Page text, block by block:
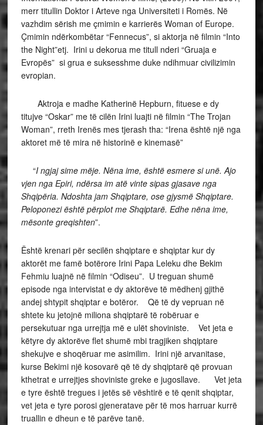
merr titullin Doktor i Arteve nga Universiteti i Romës. Në
vazhdim sërish me çmimin e karrierës Woman of Europe.
Çmimin ndërkombëtar “Fennecus”, si aktorja në filmin “Into
the Night”etj. Irini u dekorua me titull nderi “Gruaja e
Evropës” si grua e suksesshme duke ndihmuar civilizimin
evropian.
Aktroja e madhe Katherinë Hepburn, fituese e dy
titujve “Oskar” me të cilën Irini luajti në filmin “The Trojan
Woman”, rreth Irenës mes tjerash tha: “Irena është një nga
aktoret më të mira në historinë e kinemasë”
“I ngjaj sime mëje. Nëna ime, është esmere si unë. Ajo
vjen nga Epiri, ndërsa im atë vinte sipas gjasave nga
Shqipëria. Ndoshta jam Shqiptare, ose gjysmë Shqiptare.
Peloponezi është përplot me Shqiptarë. Edhe nëna ime,
mësonte greqishten”.
Është krenari për secilën shqiptare e shqiptar kur dy
aktorët me famë botërore Irini Papa Leleku dhe Bekim
Fehmiu luajnë në filmin “Odiseu”. U treguan shumë
episode nga intervistat e dy aktorëve të mëdhenj gjithë
andej shtypit shqiptar e botëror. Që të dy vepruan në
shtete ku jetojnë miliona shqiptarë të robëruar e
persekutuar nga urrejtja më e ulët shoviniste. Vet jeta e
këtyre dy aktorëve flet shumë mbi tragjiken shqiptare
shekujve e shoqëruar me asimilim. Irini një arvanitase,
kurse Bekimi një kosovarë që të dy shqiptarë që provuan
kthetrat e urrejtjes shoviniste greke e jugosllave. Vet jeta
e tyre është tregues i jetës së vështirë e të qenit shqiptar,
vet jeta e tyre porosi gjeneratave për të mos harruar kurrë
truallin e dheun e të parëve tanë.